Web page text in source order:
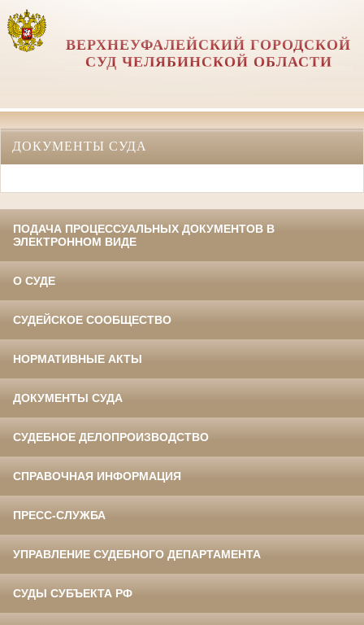
ВЕРХНЕУФАЛЕЙСКИЙ ГОРОДСКОЙ
СУД ЧЕЛЯБИНСКОЙ ОБЛАСТИ
ДОКУМЕНТЫ СУДА
ПОДАЧА ПРОЦЕССУАЛЬНЫХ ДОКУМЕНТОВ В
ЭЛЕКТРОННОМ ВИДЕ
О СУДЕ
СУДЕЙСКОЕ СООБЩЕСТВО
НОРМАТИВНЫЕ АКТЫ
ДОКУМЕНТЫ СУДА
СУДЕБНОЕ ДЕЛОПРОИЗВОДСТВО
СПРАВОЧНАЯ ИНФОРМАЦИЯ
ПРЕСС-СЛУЖБА
УПРАВЛЕНИЕ СУДЕБНОГО ДЕПАРТАМЕНТА
СУДЫ СУБЪЕКТА РФ